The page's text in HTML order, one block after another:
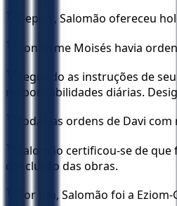
12 Depois, Salomão ofereceu
13 Conforme Moisés havia
14
Segundo as instruções de
responsabilidades diárias.
15 Todas as ordens de Davi
16
Salomão certificou-se de
conclusão das obras.
17 Por fim, Salomão foi a